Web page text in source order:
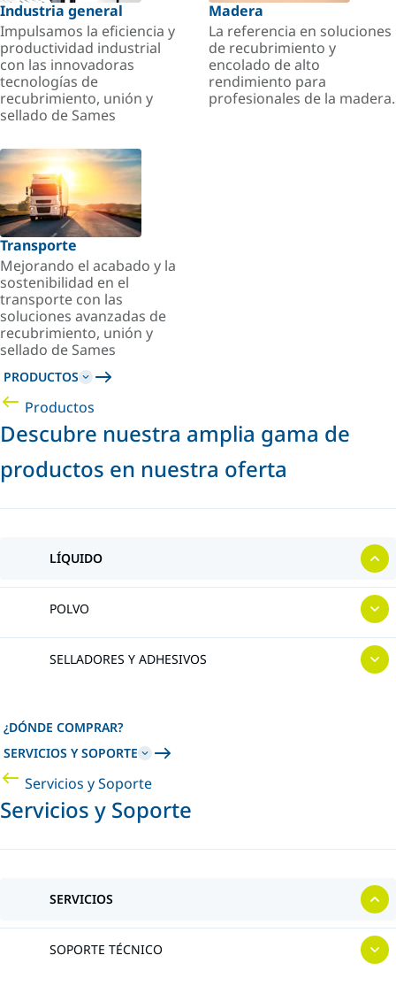
Industria general
Impulsamos la eficiencia y
productividad industrial
con las innovadoras
tecnologías de
recubrimiento, unión y
sellado de Sames
Madera
La referencia en soluciones
de recubrimiento y
encolado de alto
rendimiento para
profesionales de la madera.
Transporte
Mejorando el acabado y la
sostenibilidad en el
transporte con las
soluciones avanzadas de
recubrimiento, unión y
sellado de Sames
PRODUCTOS
Productos
Descubre nuestra amplia gama de
productos en nuestra oferta
LÍQUIDO
POLVO
SELLADORES Y ADHESIVOS
¿DÓNDE COMPRAR?
SERVICIOS Y SOPORTE
Servicios y Soporte
Servicios y Soporte
SERVICIOS
SOPORTE TÉCNICO